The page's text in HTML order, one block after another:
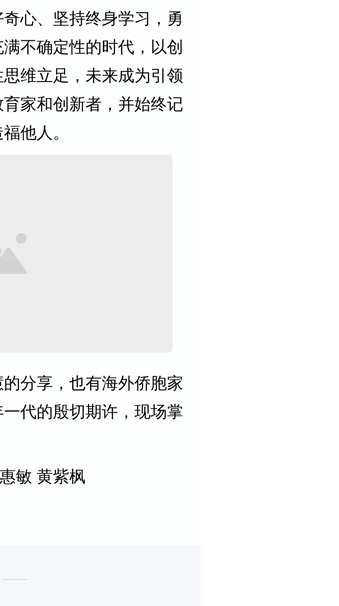
心、坚持终身学习，勇
不确定性的时代，以创
维立足，未来成为引领
家和创新者，并始终记
他人。
分享，也有海外侨胞家
代的殷切期许，现场掌
敏 黄紫枫